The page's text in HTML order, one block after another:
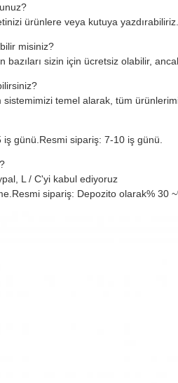
ürünlere veya kutuya yazdırabiliriz.
misiniz?
bazıları sizin için ücretsiz olabilir,
temel alarak, tüm
günü.Resmi sipariş: 7-10 iş günü.
L / C'yi kabul ediyoruz
sipariş: Depozito olarak% 30